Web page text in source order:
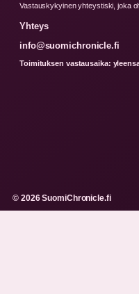
Vastauskykyinen yhteystiski, joka
Yhteys
info@suomichronicle.fi
Toimituksen vastausaika:
© 2026 SuomiChronicle.fi